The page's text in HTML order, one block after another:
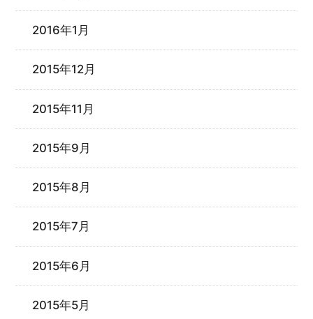
2016年1月
2015年12月
2015年11月
2015年9月
2015年8月
2015年7月
2015年6月
2015年5月